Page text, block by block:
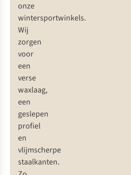
onze
wintersportwinkels.
Wij
zorgen
voor
een
verse
waxlaag,
een
geslepen
profiel
en
vlijmscherpe
staalkanten.